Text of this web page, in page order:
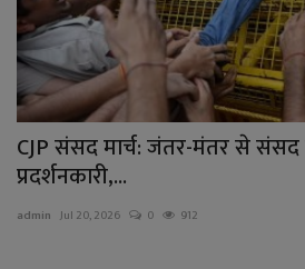
CJP संसद मार्च: जंतर-मंतर से
प्रदर्शनकारी,...
admin Jul 20, 2026 0 912